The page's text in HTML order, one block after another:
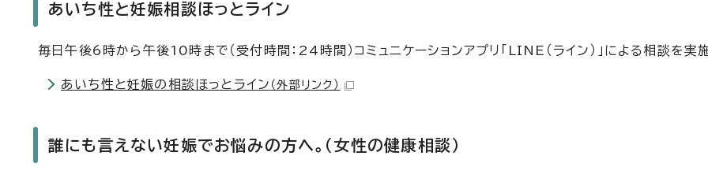
あいち性と妊娠相談ほっとライン
毎日午後6時から午後10時まで（受付時間：24時間）コミュニケーションアプリ「LINE（ライン）」による相談を実
あいち性と妊娠の相談ほっとライン （外部リンク）
誰にも言えない妊娠でお悩みの方へ。（女性の健康相談）